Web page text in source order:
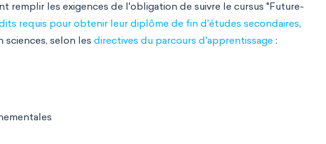
remplir les exigences de l'obligation de suivre le cursus "Future-
requis pour obtenir leur diplôme de fin d'études secondaires,
sciences, selon les directives du parcours d'apprentissage :